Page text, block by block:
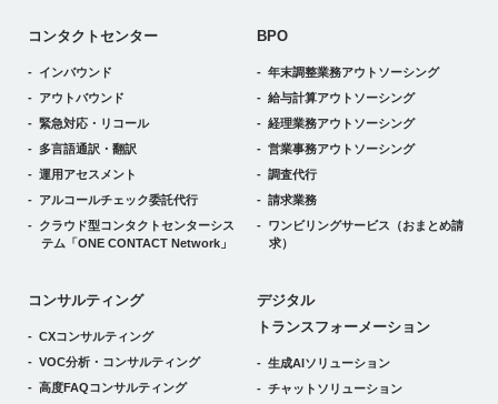
コンタクトセンター
インバウンド
アウトバウンド
緊急対応・リコール
多言語通訳・翻訳
運用アセスメント
アルコールチェック委託代行
クラウド型コンタクトセンターシス
テム 「ONE CONTACT Network」
BPO
年末調整業務アウトソーシング
給与計算アウトソーシング
経理業務アウトソーシング
営業事務アウトソーシング
調査代行
請求業務
ワンビリングサービス （おまとめ請
求）
コンサルティング
CXコンサルティング
VOC分析・コンサルティング
高度FAQコンサルティング
デジタルトランスフォーメーション
デジタル
トランスフォーメーション
生成AIソリューション
チャットソリューション